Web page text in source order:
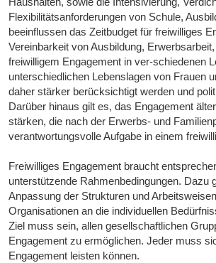
Flexibilitätsanforderungen von Schule,
beeinflussen das Zeitbudget für freiwilliges
Vereinbarkeit von Ausbildung,
freiwilligem Engagement in ver-schiedenen
unterschiedlichen Lebenslagen von Frauen
daher stärker berücksichtigt werden und
Darüber hinaus gilt es, das Engagement
stärken, die nach der Erwerbs- und
verantwortungsvolle Aufgabe in einem
Freiwilliges Engagement braucht
unterstützende Rahmenbedingungen. Dazu
Anpassung der Strukturen und
Organisationen an die individuellen
Ziel muss sein, allen gesellschaftlichen
Engagement zu ermöglichen. Jeder muss
Engagement leisten können.